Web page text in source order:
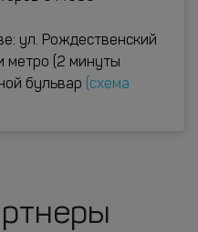
ул. Рождественский
метро (2 минуты
бульвар
(схема